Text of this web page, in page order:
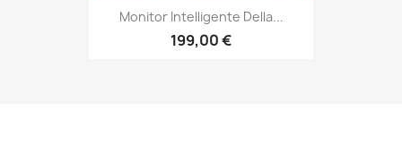
Monitor Intelligente Della...
199,00 €